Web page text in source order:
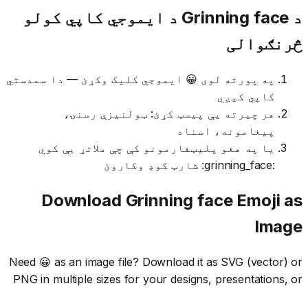
د Grinning face د ایموجي کاپي کولو
څرنګوالی
په پورته لوی 😀 ایموجي کلیک وکړئ — دا سمدستي
کاپي کیږي
هر چیرته یې پیسټ کړئ: ټولنیزې رسنۍ،
پیغامونه، اسناد
یا په هغو پلیټفارمونو کې چې ملاتړ یې کوي
:grinning_face: شارټ کوډ وکاروئ
Download Grinning faceEmoji as
Image
Need 😀 as an image file? Download it as SVG (vector) or
PNG in multiple sizes for your designs, presentations, or